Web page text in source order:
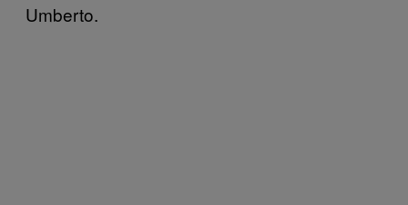
Umberto.